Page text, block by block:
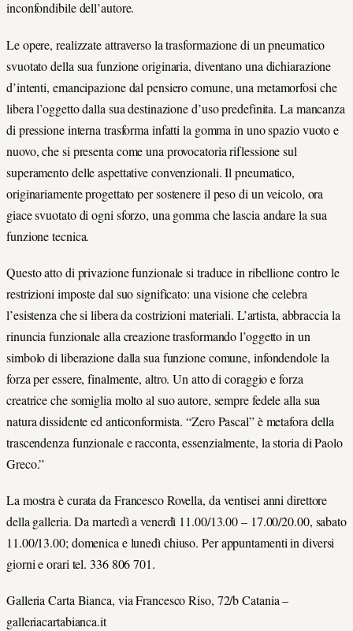
inconfondibile dell’autore.
Le opere, realizzate attraverso la trasformazione di un pneumatico
svuotato della sua funzione originaria, diventano una dichiarazione
d’intenti, emancipazione dal pensiero comune, una metamorfosi che
libera l’oggetto dalla sua destinazione d’uso predefinita. La mancanza
di pressione interna trasforma infatti la gomma in uno spazio vuoto e
nuovo, che si presenta come una provocatoria riflessione sul
superamento delle aspettative convenzionali. Il pneumatico,
originariamente progettato per sostenere il peso di un veicolo, ora
giace svuotato di ogni sforzo, una gomma che lascia andare la sua
funzione tecnica.
Questo atto di privazione funzionale si traduce in ribellione contro le
restrizioni imposte dal suo significato: una visione che celebra
l’esistenza che si libera da costrizioni materiali. L’artista, abbraccia la
rinuncia funzionale alla creazione trasformando l’oggetto in un
simbolo di liberazione dalla sua funzione comune, infondendole la
forza per essere, finalmente, altro. Un atto di coraggio e forza
creatrice che somiglia molto al suo autore, sempre fedele alla sua
natura dissidente ed anticonformista. “Zero Pascal” è metafora della
trascendenza funzionale e racconta, essenzialmente, la storia di Paolo
Greco.”
La mostra è curata da Francesco Rovella, da ventisei anni direttore
della galleria. Da martedì a venerdì 11.00/13.00 – 17.00/20.00, sabato
11.00/13.00; domenica e lunedì chiuso. Per appuntamenti in diversi
giorni e orari tel. 336 806 701.
Galleria Carta Bianca, via Francesco Riso, 72/b Catania –
galleriacartabianca.it